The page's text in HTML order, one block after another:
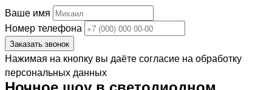
Ваше имя
Номер телефона
Заказать звонок
Нажимая на кнопку вы даёте согласие на обработку
персональных данных